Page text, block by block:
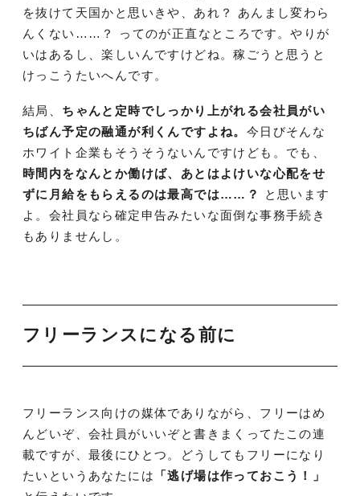
を抜けて天国かと思いきや、あれ？ あんまし変わら
んくない……？ ってのが正直なところです。やりが
いはあるし、楽しいんですけどね。稼ごうと思うと
けっこうたいへんです。
結局、 ちゃんと定時でしっかり上がれる会社員がい
ちばん予定の融通が利くんですよね。 今日びそんな
ホワイト企業もそうそうないんですけども。でも、
時間内をなんとか働けば、あとはよけいな心配をせ
ずに月給をもらえるのは最高では……？
と思います
よ。会社員なら確定申告みたいな面倒な事務手続き
もありませんし。
フリーランスになる前に
フリーランス向けの媒体でありながら、フリーはめ
んどいぞ、会社員がいいぞと書きまくってたこの連
載ですが、最後にひとつ。どうしてもフリーになり
たいというあなたには
「逃げ場は作っておこう！」